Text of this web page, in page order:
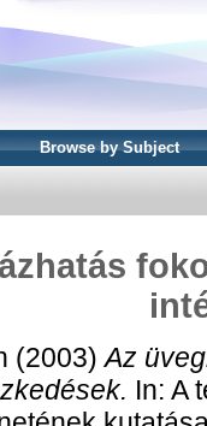
Browse by Subject
(2003)Az
In: A